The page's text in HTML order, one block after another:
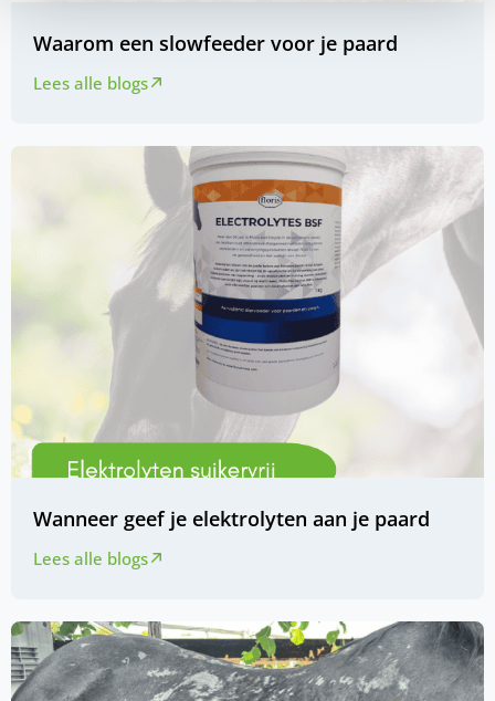
Waarom een slowfeeder voor je paard
Lees alle blogs
Wanneer geef je elektrolyten aan je paard
Lees alle blogs